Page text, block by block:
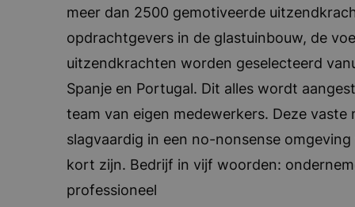
meer dan 2500 gemotiveerde
opdrachtgevers in de glastuinbouw, de
uitzendkrachten worden geselecteerd
Spanje en Portugal. Dit alles wordt
team van eigen medewerkers. Deze
slagvaardig in een no-nonsense
kort zijn. Bedrijf in vijf woorden:
professioneel